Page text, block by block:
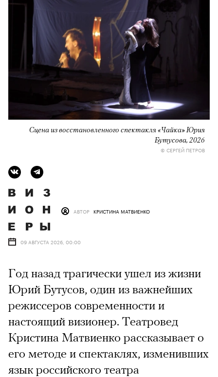
Сцена из восстановленного спектакля «Чайка» Юрия
Бутусова, 2026
© СЕРГЕЙ ПЕТРОВ
АВТОР КРИСТИНА МАТВИЕНКО
09 АВГУСТА 2026, 00:00
Год назад трагически ушел из жизни
Юрий Бутусов, один из важнейших
режиссеров современности и
настоящий визионер. Театровед
Кристина Матвиенко рассказывает о
его методе и спектаклях, изменивших
язык российского театра